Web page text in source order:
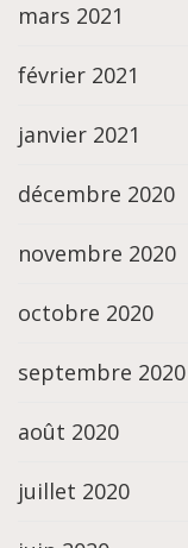
mars 2021
février 2021
janvier 2021
décembre 2020
novembre 2020
octobre 2020
septembre 2020
août 2020
juillet 2020